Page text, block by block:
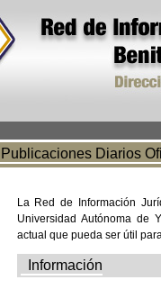
Publicaciones Diarios
La Red de Información
Universidad Autónoma de
actual que pueda ser útil
Información